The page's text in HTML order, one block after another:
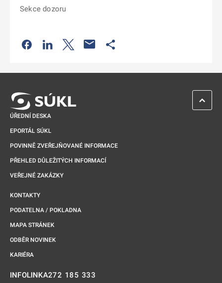
Sekce dozoru
Odkaz se otevře na nové kartě
Odkaz se otevře na nové kartě
Odkaz se otevře na nové kartě
ÚŘEDNÍ DESKA
EPORTÁL SÚKL
POVINNĚ ZVEŘEJŇOVANÉ INFORMACE
PŘEHLED DŮLEŽITÝCH INFORMACÍ
VEŘEJNÉ ZAKÁZKY
KONTAKTY
PODATELNA / POKLADNA
MAPA STRÁNEK
ODBĚR NOVINEK
KARIÉRA
INFOLINKA272 185 333
ZPĚT